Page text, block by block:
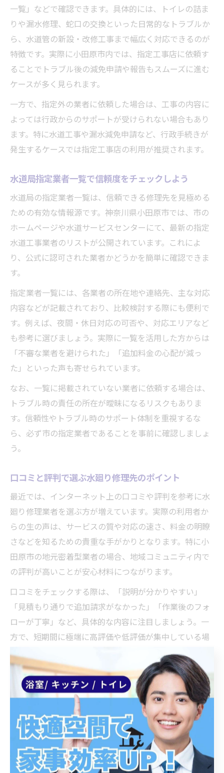
一覧」などで確認できます。具体的には、トイレの詰ま
りや漏水修理、蛇口の交換といった日常的なトラブルか
ら、水道管の新設・改修工事まで幅広く対応できるのが
特徴です。実際に小田原市内では、指定工事店に依頼す
ることでトラブル後の減免申請や報告もスムーズに進む
ケースが多く見られます。
一方で、指定外の業者に依頼した場合は、工事の内容に
よっては行政からのサポートが受けられない場合もあり
ます。特に水道工事や漏水減免申請など、行政手続きが
発生するケースでは指定工事店の利用が推奨されます。
水道局指定業者一覧で信頼度をチェックしよう
水道局の指定業者一覧は、信頼できる修理先を見極める
ための有効な情報源です。神奈川県小田原市では、市の
ホームページや水道サービスセンターにて、最新の指定
水道工事業者のリストが公開されています。これによ
り、公式に認可された業者かどうかを簡単に確認できま
す。
指定業者一覧には、各業者の所在地や連絡先、主な対応
内容などが記載されており、比較検討する際にも便利で
す。例えば、夜間・休日対応の可否や、対応エリアなど
も参考に選びましょう。実際に一覧を活用した方からは
「不審な業者を避けられた」「追加料金の心配が減っ
た」といった声も寄せられています。
なお、一覧に掲載されていない業者に依頼する場合は、
トラブル時の責任の所在が曖昧になるリスクもありま
す。信頼性やトラブル時のサポート体制を重視するな
ら、必ず市の指定業者であることを事前に確認しましょ
う。
口コミと評判で選ぶ水廻り修理先のポイント
最近では、インターネット上の口コミや評判を参考に水
廻り修理業者を選ぶ方が増えています。実際の利用者か
らの生の声は、サービスの質や対応の速さ、料金の明瞭
さなどを知るための貴重な手がかりとなります。特に小
田原市の地元密着型業者の場合、地域コミュニティ内で
の評判が高いことが安心材料につながります。
口コミをチェックする際は、「説明が分かりやすい」
「見積もり通りで追加請求がなかった」「作業後のフォ
ローが丁寧」など、具体的な内容に注目しましょう。一
方で、短期間に極端に高評価や低評価が集中している場
合は注意が必要です。多くの業者で「受付時間が柔軟」
「見積もりが無料」といった点が評価されています。
評判だけに頼るのではなく、指定工事店であるかや、行
政からの認可実績も併せて確認することで、より失敗の
少ない業者選びが可能となります。複数の情報源を活用
し、総合的に判断しましょう。
水廻り修理前に確認すべき電話番号と受付時間